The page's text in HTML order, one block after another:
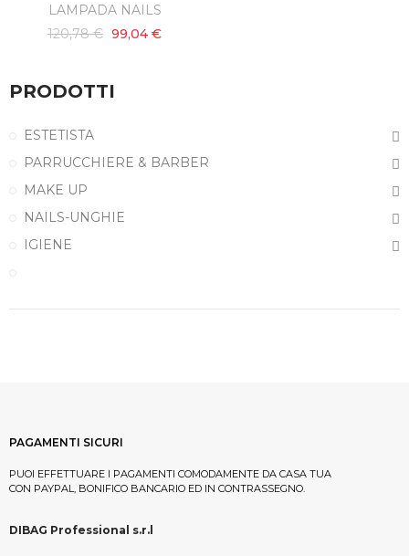
LAMPADA NAILS
120,78 € 99,04 €
PRODOTTI
ESTETISTA
PARRUCCHIERE & BARBER
MAKE UP
NAILS-UNGHIE
IGIENE
PAGAMENTI SICURI
PUOI EFFETTUARE I PAGAMENTI COMODAMENTE DA CASA TUA
CON PAYPAL, BONIFICO BANCARIO ED IN CONTRASSEGNO.
DIBAG Professional s.r.l